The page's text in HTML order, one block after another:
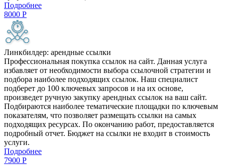
Подробнее
8000 Р
Линкбилдер: арендные ссылки
Профессиональная покупка ссылок на сайт. Данная услуга
избавляет от необходимости выбора ссылочной стратегии и
подбора наиболее подходящих ссылок. Наш специалист
подберет до 100 ключевых запросов и на их основе,
произведет ручную закупку арендных ссылок на ваш сайт.
Подбираются наиболее тематические площадки по ключевым
показателям, что позволяет размещать ссылки на самых
подходящих ресурсах. По окончанию работ, предоставляется
подробный отчет. Бюджет на ссылки не входит в стоимость
услуги.
Подробнее
7900 Р